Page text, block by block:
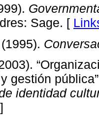
Sage. [
gestión
identidad
]